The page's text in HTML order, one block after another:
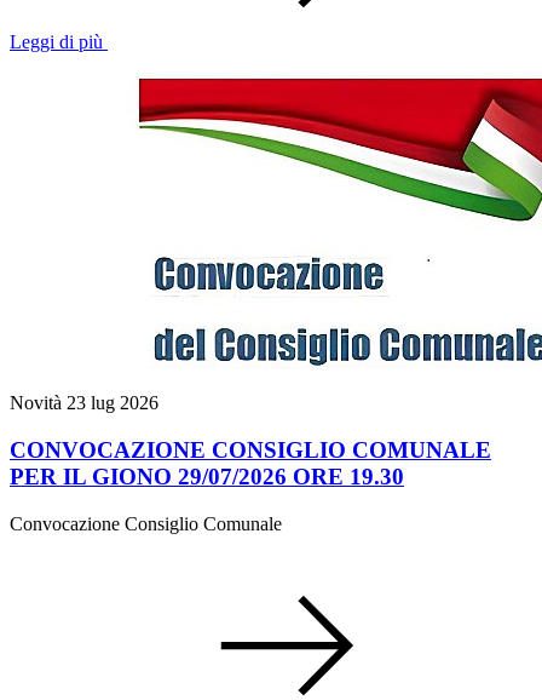
Leggi di più
Novità 23 lug 2026
CONVOCAZIONE CONSIGLIO COMUNALE
PER IL GIONO 29/07/2026 ORE 19.30
Convocazione Consiglio Comunale